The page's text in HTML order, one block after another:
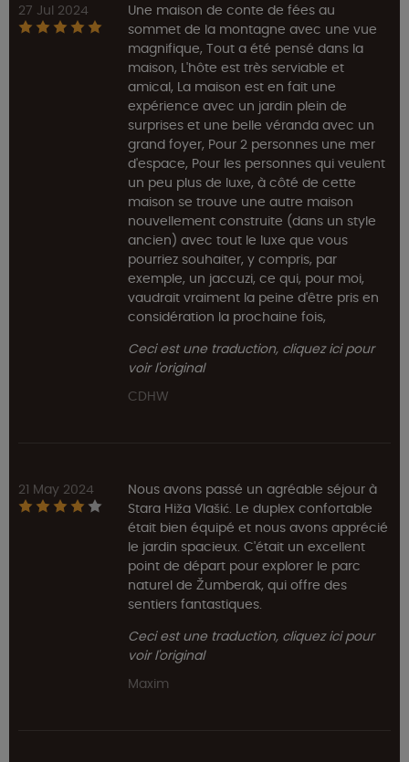
27 Jul 2024
Une maison de conte de fées au
sommet de la montagne avec une vue
magnifique, Tout a été pensé dans la
maison, L'hôte est très serviable et
amical, La maison est en fait une
expérience avec un jardin plein de
surprises et une belle véranda avec un
grand foyer, Pour 2 personnes une mer
d'espace, Pour les personnes qui veulent
un peu plus de luxe, à côté de cette
maison se trouve une autre maison
nouvellement construite (dans un style
ancien) avec tout le luxe que vous
pourriez souhaiter, y compris, par
exemple, un jaccuzi, ce qui, pour moi,
vaudrait vraiment la peine d'être pris en
considération la prochaine fois,
Ceci est une traduction, cliquez ici pour
voir l'original
CDHW
21 May 2024
Nous avons passé un agréable séjour à
Stara Hiža Vlašić. Le duplex confortable
était bien équipé et nous avons apprécié
le jardin spacieux. C'était un excellent
point de départ pour explorer le parc
naturel de Žumberak, qui offre des
sentiers fantastiques.
Ceci est une traduction, cliquez ici pour
voir l'original
Maxim